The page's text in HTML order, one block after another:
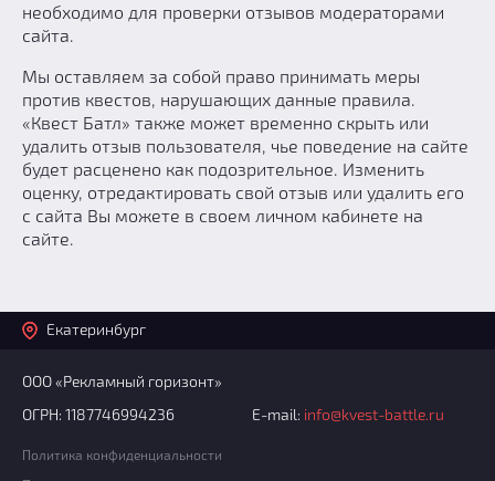
необходимо для проверки отзывов модераторами
сайта.
Мы оставляем за собой право принимать меры
против квестов, нарушающих данные правила.
«Квест Батл» также может временно скрыть или
удалить отзыв пользователя, чье поведение на сайте
будет расценено как подозрительное. Изменить
оценку, отредактировать свой отзыв или удалить его
с сайта Вы можете в своем личном кабинете на
сайте.
Екатеринбург
ООО «Рекламный горизонт»
ОГРН: 1187746994236
E-mail: info@kvest-battle.ru
Политика конфиденциальности